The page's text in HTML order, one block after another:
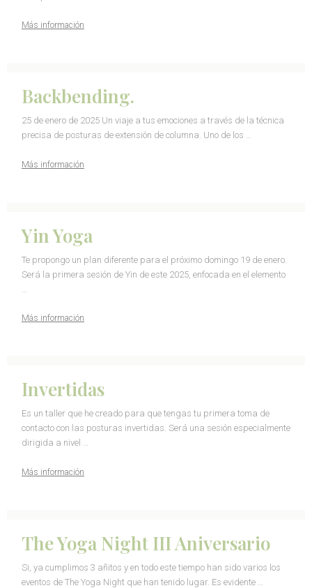
Más información
Backbending.
25 de enero de 2025 Un viaje a tus emociones a través de la técnica
precisa de posturas de extensión de columna. Uno de los …
Más información
Yin Yoga
Te propongo un plan diferente para el próximo domingo 19 de enero.
Será la primera sesión de Yin de este 2025, enfocada en el elemento
Más información
Invertidas
Es un taller que he creado para que tengas tu primera toma de
contacto con las posturas invertidas. Será una sesión especialmente
dirigida a nivel …
Más información
The Yoga Night III Aniversario
Si, ya cumplimos 3 añitos y en todo este tiempo han sido varios los
eventos de The Yoga Night que han tenido lugar. Es evidente …